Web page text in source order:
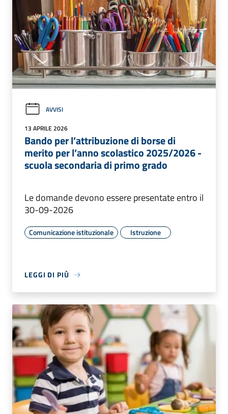
AVVISI
13 APRILE 2026
Bando per l’attribuzione di borse di
merito per l’anno scolastico 2025/2026 -
scuola secondaria di primo grado
Le domande devono essere presentate entro il
30-09-2026
Comunicazione istituzionale Istruzione
LEGGI DI PIÙ